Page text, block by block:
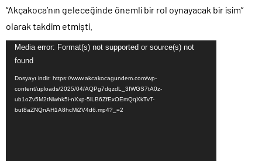
“Akçakoca’nın geleceğinde önemli bir rol oynayacak bir isim”
olarak takdim etmişti.
Video
oynatıcı
Media error: Format(s) not supported or source(s) not
found
Dosyayı indir: https://www.akcakocagundem.com/wp-
content/uploads/2025/04/AQPg7dqzdL_3IWGS7tA0z-
ub1oZv5M2tNlwhk5i-nXxp-5lLB6ZfExOEmQqXkTvT-
but8aZNQnAH1A8hcMi2V4d6.mp4?_=2